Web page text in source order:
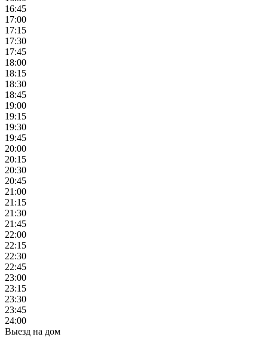
16:45
17:00
17:15
17:30
17:45
18:00
18:15
18:30
18:45
19:00
19:15
19:30
19:45
20:00
20:15
20:30
20:45
21:00
21:15
21:30
21:45
22:00
22:15
22:30
22:45
23:00
23:15
23:30
23:45
24:00
Выезд на дом